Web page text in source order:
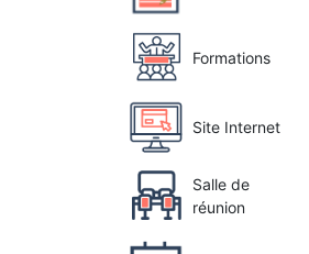
Formations
Site Internet
Salle de
réunion